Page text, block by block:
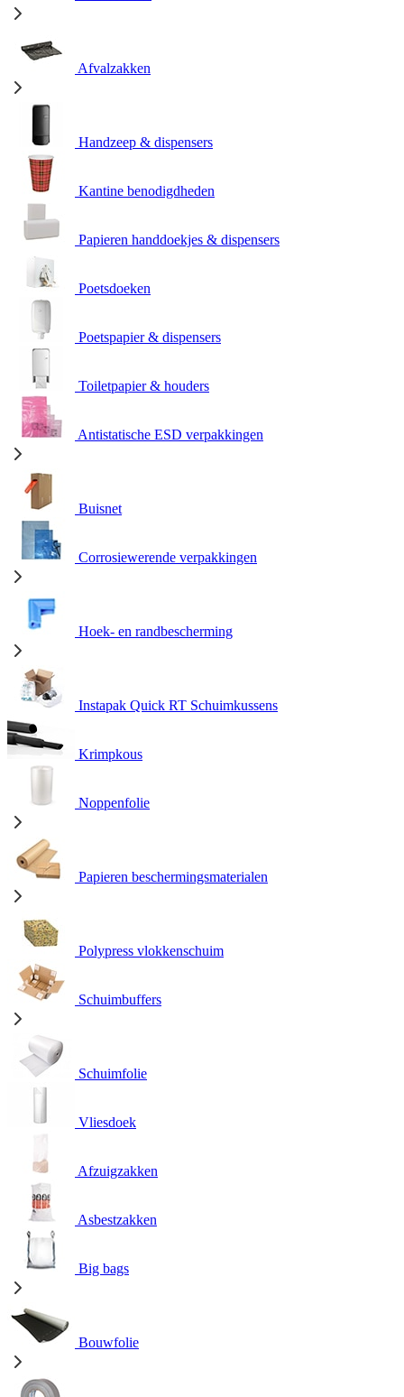
Afvalzakken
Handzeep & dispensers
Kantine benodigdheden
Papieren handdoekjes & dispensers
Poetsdoeken
Poetspapier & dispensers
Toiletpapier & houders
Antistatische ESD verpakkingen
Buisnet
Corrosiewerende verpakkingen
Hoek- en randbescherming
Instapak Quick RT Schuimkussens
Krimpkous
Noppenfolie
Papieren beschermingsmaterialen
Polypress vlokkenschuim
Schuimbuffers
Schuimfolie
Vliesdoek
Afzuigzakken
Asbestzakken
Big bags
Bouwfolie